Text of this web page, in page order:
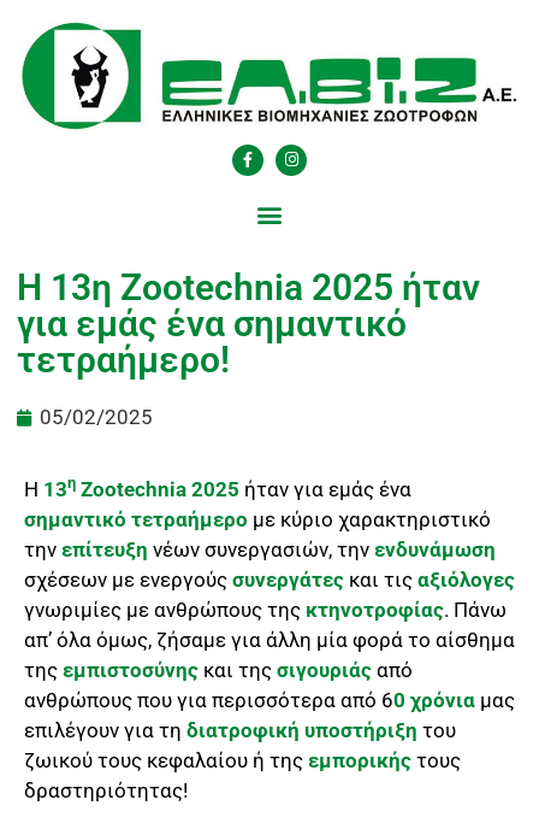
Η 13η Zootechnia 2025 ήταν
για εμάς ένα σημαντικό
τετραήμερο!
05/02/2025
Η 13η Zootechnia 2025 ήταν για εμάς ένα
σημαντικό τετραήμερο με κύριο χαρακτηριστικό
την επίτευξη νέων συνεργασιών, την ενδυνάμωση
σχέσεων με ενεργούς συνεργάτες και τις αξιόλογες
γνωριμίες με ανθρώπους της κτηνοτροφίας. Πάνω
απ’ όλα όμως, ζήσαμε για άλλη μία φορά το αίσθημα
της εμπιστοσύνης και της σιγουριάς από
ανθρώπους που για περισσότερα από 60 χρόνια μας
επιλέγουν για τη διατροφική υποστήριξη του
ζωικού τους κεφαλαίου ή της εμπορικής τους
δραστηριότητας!